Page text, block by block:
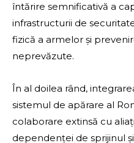
întărire semnificativă a
infrastructurii de
fizică a armelor și
neprevăzute.
În al doilea rând,
sistemul de apărare al
colaborare extinsă cu
dependenței de sprijinul